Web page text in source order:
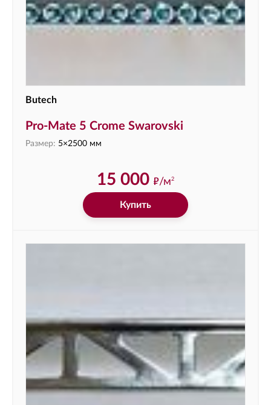
Butech
Pro-Mate 5 Crome Swarovski
Размер: 5×2500 мм
15 000 ф/м2
Купить